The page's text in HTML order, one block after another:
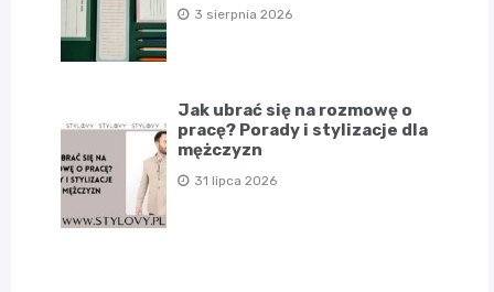
3 sierpnia 2026
Jak ubrać się na rozmowę o
pracę? Porady i stylizacje dla
mężczyzn
31 lipca 2026